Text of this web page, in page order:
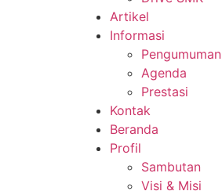
Artikel
Informasi
Pengumuman
Agenda
Prestasi
Kontak
Beranda
Profil
Sambutan
Visi & Misi